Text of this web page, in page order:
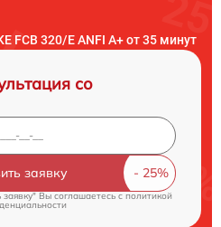
FCB 320/E ANFI A+ от 35 минут
со
заявку
Вы соглашаетесь cполитикой